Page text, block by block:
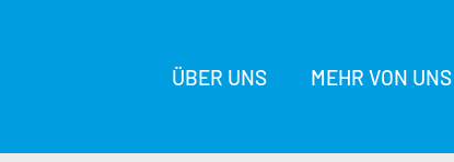
ÜBER UNS MEHR VON UNS